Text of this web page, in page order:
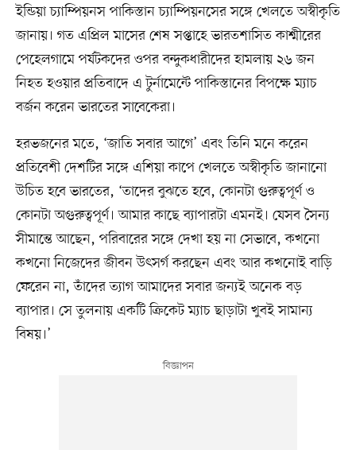
ইন্ডিয়া চ্যাম্পিয়নস পাকিস্তান চ্যাম্পিয়নসের সঙ্গে খেলতে অস্বীকৃতি
জানায়। গত এপ্রিল মাসের শেষ সপ্তাহে ভারতশাসিত কাশ্মীরের
পেহেলগামে পর্যটকদের ওপর বন্দুকধারীদের হামলায় ২৬ জন
নিহত হওয়ার প্রতিবাদে এ টুর্নামেন্টে পাকিস্তানের বিপক্ষে ম্যাচ
বর্জন করেন ভারতের সাবেকেরা।
হরভজনের মতে, ‘জাতি সবার আগে’ এবং তিনি মনে করেন
প্রতিবেশী দেশটির সঙ্গে এশিয়া কাপে খেলতে অস্বীকৃতি জানানো
উচিত হবে ভারতের, ‘তাদের বুঝতে হবে, কোনটা গুরুত্বপূর্ণ ও
কোনটা অগুরুত্বপূর্ণ। আমার কাছে ব্যাপারটা এমনই। যেসব সৈন্য
সীমান্তে আছেন, পরিবারের সঙ্গে দেখা হয় না সেভাবে, কখনো
কখনো নিজেদের জীবন উৎসর্গ করছেন এবং আর কখনোই বাড়ি
ফেরেন না, তাঁদের ত্যাগ আমাদের সবার জন্যই অনেক বড়
ব্যাপার। সে তুলনায় একটি ক্রিকেট ম্যাচ ছাড়াটা খুবই সামান্য
বিষয়।’